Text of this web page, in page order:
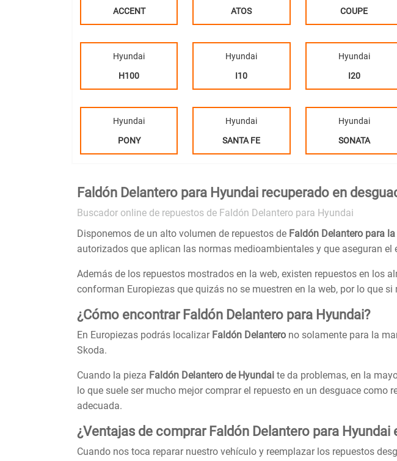
ACCENT
ATOS
COUPE
Hyundai
H100
Hyundai
I10
Hyundai
I20
Hyundai
PONY
Hyundai
SANTA FE
Hyundai
SONATA
Faldón Delantero para Hyundai recuperado en
Buscador online de repuestos de Faldón Delantero para Hyundai
Disponemos de un alto volumen de repuestos de Faldón Delantero para
autorizados que aplican las normas medioambientales y que aseguran el
Además de los repuestos mostrados en la web, existen repuestos en los
conforman Europiezas que quizás no se muestren en la web, por lo que
¿Cómo encontrar Faldón Delantero para Hyundai?
En Europiezas podrás localizar Faldón Delantero no solamente para la
Skoda.
Cuando la pieza Faldón Delantero de Hyundai te da problemas, en la
lo que suele ser mucho mejor comprar el repuesto en un desguace
adecuada.
¿Ventajas de comprar Faldón Delantero para Hyundai
Cuando nos toca reparar nuestro vehículo y reemplazar los repuestos